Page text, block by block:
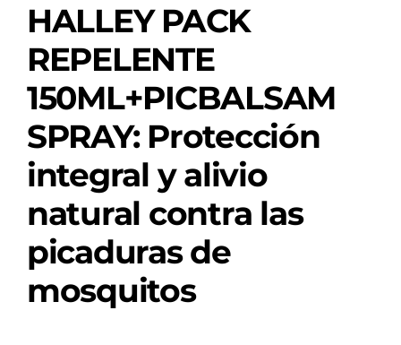
HALLEY PACK
REPELENTE
150ML+PICBALSAM
SPRAY: Protección
integral y alivio
natural contra las
picaduras de
mosquitos